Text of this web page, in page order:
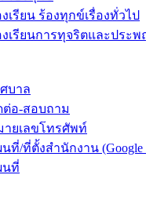
เรียน ร้องทุกข์เรื่องทั่วไป
งเรียนการทุจริตและประ
บาล
ต่อ-สอบถาม
ายเลขโทรศัพท์
นที่/ที่ตั้งสำนักงาน (Google
นที่
| Powered by